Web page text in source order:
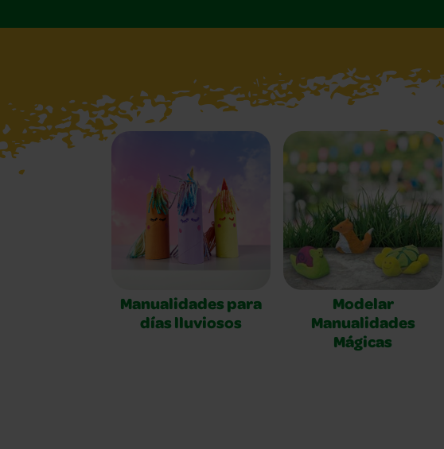
Manualidades para
días lluviosos
Modelar
Manualidades
Mágicas